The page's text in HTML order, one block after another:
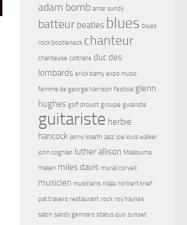
adam bomb amar sundy
batteur beatles blues blues
rock bootleneck chanteur
chanteuse coltrane duc des
lombards erick bamy expo music
femme de george harrison festival glenn
hughes golf drouot groupe guiariste
guitariste herbie
hancock janny loseth jazz joe louis walker
john coghlan luther allison Maalouma
malien miles davis murali coryell
musicien musiciens nilaja norbert krief
pat travers restaurant rock roy haynes
salon sandy gennaro status quo sunset